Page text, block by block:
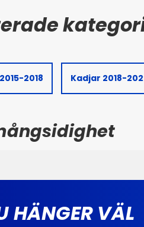
2018 Kadjar 2018-
HÄNGER VÄL